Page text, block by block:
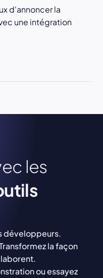
d'annoncer la
une intégration
les
développeurs.
la façon
ou essayez